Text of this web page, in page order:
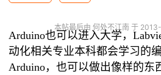
本帖最后由 何处不江南 于
Arduino也可以进入大学，
动化相关专业本科都会学习的
Arduino，也可以做出像样的东